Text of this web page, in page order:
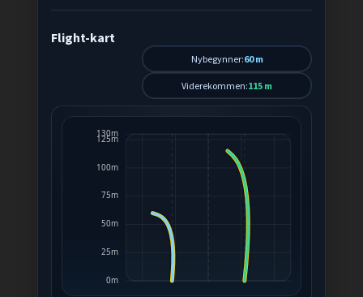
Flight-kart
Nybegynner:60 m
Viderekommen:115 m
0m
25m
50m
75m
100m
125m
130m